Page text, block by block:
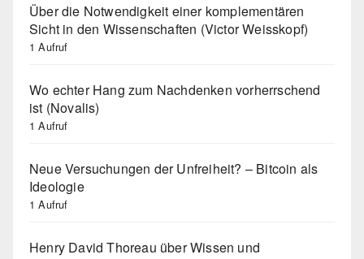
Über die Notwendigkeit einer komplementären
Sicht in den Wissenschaften (Victor Weisskopf)
1 Aufruf
Wo echter Hang zum Nachdenken vorherrschend
ist (Novalis)
1 Aufruf
Neue Versuchungen der Unfreiheit? – Bitcoin als
Ideologie
1 Aufruf
Henry David Thoreau über Wissen und